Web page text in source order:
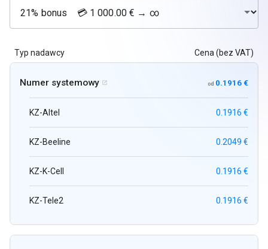
Typ nadawcy Cena (bez VAT)
Numer systemowy  od 0.1916 €
KZ-Altel 0.1916 €
KZ-Beeline 0.2049 €
KZ-K-Cell 0.1916 €
KZ-Tele2 0.1916 €